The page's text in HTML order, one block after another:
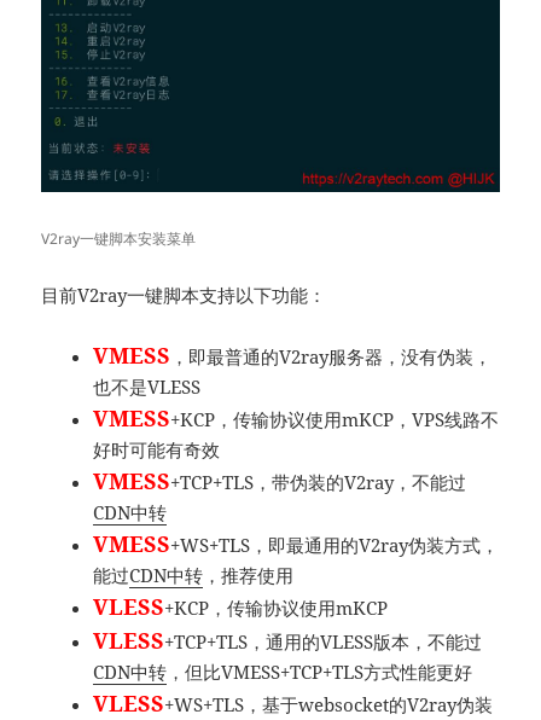
V2ray一键脚本安装菜单
目前V2ray一键脚本支持以下功能：
VMESS ，即最普通的V2ray服务器，没有伪装，
也不是VLESS
VMESS+KCP，传输协议使用mKCP，VPS线路不
好时可能有奇效
VMESS+TCP+TLS，带伪装的V2ray，不能过
CDN中转
VMESS+WS+TLS，即最通用的V2ray伪装方式，
能过CDN中转，推荐使用
VLESS+KCP，传输协议使用mKCP
VLESS+TCP+TLS，通用的VLESS版本，不能过
CDN中转，但比VMESS+TCP+TLS方式性能更好
VLESS+WS+TLS，基于websocket的V2ray伪装